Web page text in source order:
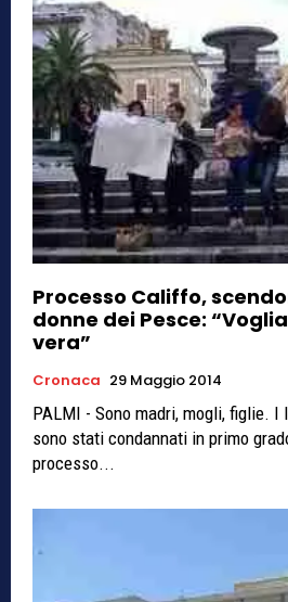
Processo Califfo,
donne dei Pesce:
vera”
Cronaca 29 Maggio 2014
PALMI - Sono madri, mogli, figlie. I
sono stati condannati in primo
processo...